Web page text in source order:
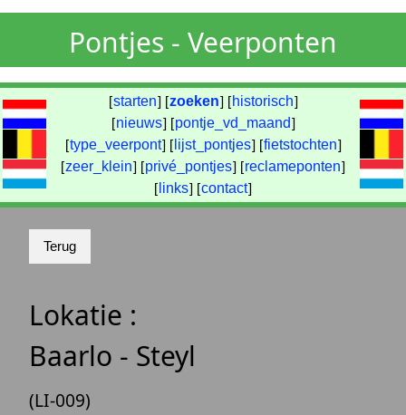
Pontjes - Veerponten
[starten] [zoeken] [ historisch]
[nieuws] [pontje_vd_maand]
[type_veerpont] [ lijst_pontjes] [fietstochten]
[zeer_klein] [privé_pontjes] [reclameponten]
[ links] [contact]
Lokatie :
Baarlo - Steyl
(LI-009)